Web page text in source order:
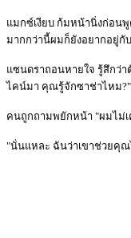
แมกซ์เงียบ ก้มหน้านิ่งก่อนพู
มากกว่านี้ผมก็ยังอยากอยู่กั
แซนดราถอนหายใจ รู้สึกว่า
ไคน์มา คุณรู้จักซาช่าไหม?"
คนถูกถามพยักหน้า "ผมไม่
"นั่นแหละ ฉันว่าเขาช่วยคุ